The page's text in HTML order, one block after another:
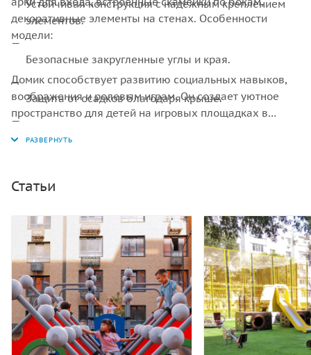
декоративные элементы на стенах. Особенности
модели:
Устойчивая конструкция с надежным креплением
элементов.
Безопасные закругленные углы и края.
Защита от осадков благодаря крыше.
Легкость очистки и устойчивость к УФ-излучению.
Домик способствует развитию социальных навыков,
воображения и ролевым играм. Он создает уютное
пространство для детей на игровых площадках в
Конструкция соответствует стандартам безопасности и
использовании на открытом воздухе.
Статьи